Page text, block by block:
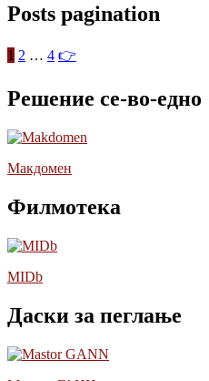
Posts pagination
1 2 … 4 👉
Решение се-во-едно
Макдомен
Филмотека
MIDb
Даски за пеглање